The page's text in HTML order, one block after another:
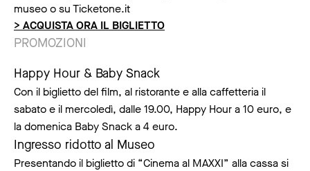
museo o su Ticketone.it
> ACQUISTA ORA IL BIGLIETTO
PROMOZIONI
Happy Hour & Baby Snack
Con il biglietto del film, al ristorante e alla caffetteria il
sabato e il mercoledì, dalle 19.00, Happy Hour a 10 euro, e
la domenica Baby Snack a 4 euro.
Ingresso ridotto al Museo
Presentando il biglietto di “Cinema al MAXXI” alla cassa si